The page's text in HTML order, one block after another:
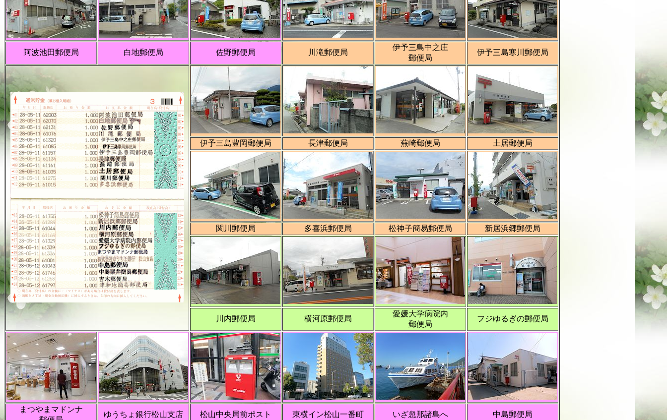
阿波池田郵便局 白地郵便局 佐野郵便局 川滝郵便局
伊予三島中之庄
郵便局
伊予三島寒川郵便局
伊予三島豊岡郵便局 長津郵便局 蕪崎郵便局 土居郵便局
関川郵便局 多喜浜郵便局 松神子簡易郵便局 新居浜郷郵便局
川内郵便局 横河原郵便局
愛媛大学病院内
郵便局
フジゆるぎの郵便局
まつやまマドンナ
ゆうちょ銀行松山支店 松山中央局前ポスト 東横イン松山一番町 いざ忽那諸島へ 中島郵便局